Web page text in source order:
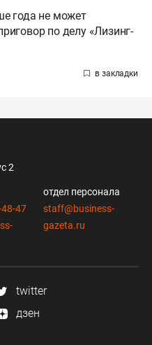
года не может
по делу «Лизинг-
2
47
отдел персонала
staff@business-
gazeta.ru
twitter
дзен